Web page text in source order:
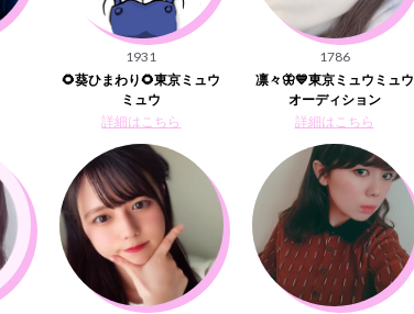
1931
🌻葵ひまわり🌻東京ミュウ
ミュウ
詳細はこちら
1786
凛々🦋💙東京ミュウミュウ
オーディション
詳細はこちら